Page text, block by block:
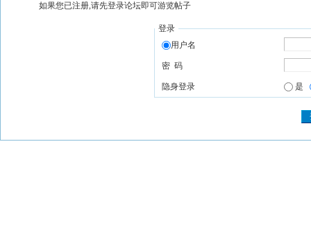
如果您已注册,请先登录论坛即可游览帖子
登录
用户名
密 码
隐身登录 是